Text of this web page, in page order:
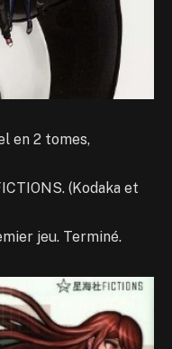
en 2 tomes,
(Kodaka et
jeu. Terminé.